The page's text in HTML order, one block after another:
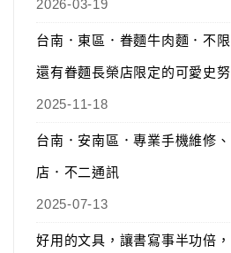
2026-03-19
台南．東區．眷麵牛肉麵．不
還有眷麵長榮店限定的可愛史
2025-11-18
台南．安南區．專業手機維修
店．不二通訊
2025-07-13
好用的文具，讓書寫事半功倍